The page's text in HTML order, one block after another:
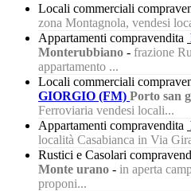
Locali commerciali
zona Montagnola, vendesi
Appartamenti compravendita
Monterubbiano - frazione
appartamento ...
Locali commerciali
GIORGIO (FM) Porto san
Ferroviaria vendesi locali...
Appartamenti compravendita
località Casabianca in Via
Rustici e Casolari
Monte urano - in aperta
proponi...